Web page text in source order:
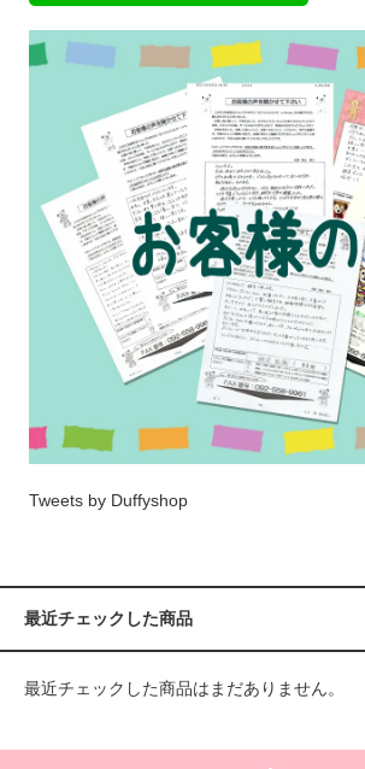
Tweets by Duffyshop
最近チェックした商品
最近チェックした商品はまだありません。